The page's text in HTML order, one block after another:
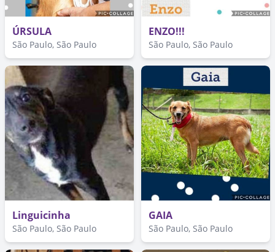
ÚRSULA
São Paulo, São Paulo
ENZO!!!
São Paulo, São Paulo
Linguicinha
São Paulo, São Paulo
GAIA
São Paulo, São Paulo